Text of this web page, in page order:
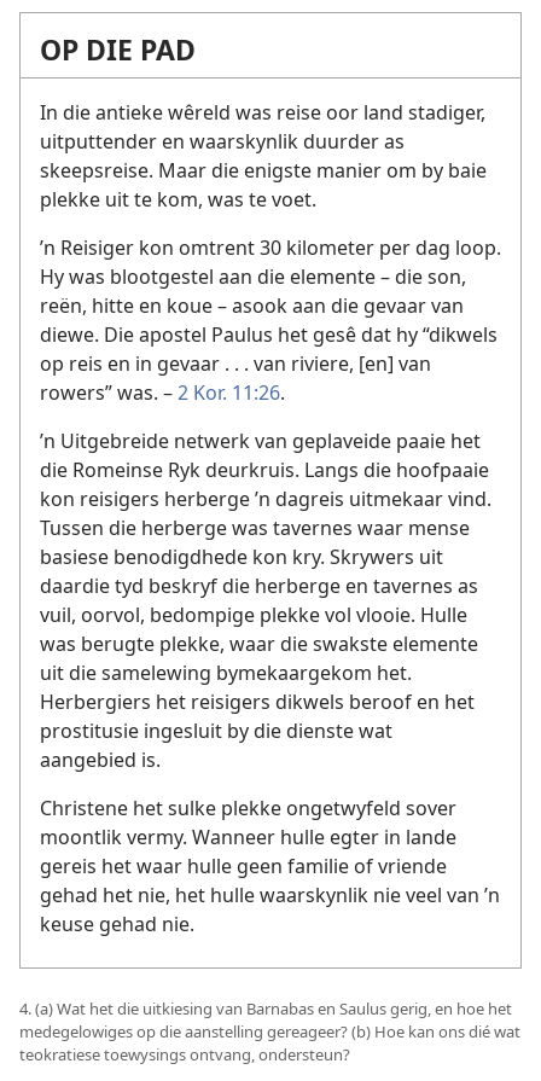
OP DIE PAD
In die antieke wêreld was reise oor land stadiger,
uitputtender en waarskynlik duurder as
skeepsreise. Maar die enigste manier om by baie
plekke uit te kom, was te voet.
’n Reisiger kon omtrent 30 kilometer per dag loop.
Hy was blootgestel aan die elemente – die son,
reën, hitte en koue – asook aan die gevaar van
diewe. Die apostel Paulus het gesê dat hy “dikwels
op reis en in gevaar . . . van riviere, [en] van
rowers” was. –2 Kor. 11:26.
’n Uitgebreide netwerk van geplaveide paaie het
die Romeinse Ryk deurkruis. Langs die hoofpaaie
kon reisigers herberge ’n dagreis uitmekaar vind.
Tussen die herberge was tavernes waar mense
basiese benodigdhede kon kry. Skrywers uit
daardie tyd beskryf die herberge en tavernes as
vuil, oorvol, bedompige plekke vol vlooie. Hulle
was berugte plekke, waar die swakste elemente
uit die samelewing bymekaargekom het.
Herbergiers het reisigers dikwels beroof en het
prostitusie ingesluit by die dienste wat
aangebied is.
Christene het sulke plekke ongetwyfeld sover
moontlik vermy. Wanneer hulle egter in lande
gereis het waar hulle geen familie of vriende
gehad het nie, het hulle waarskynlik nie veel van ’n
keuse gehad nie.
4. (a) Wat het die uitkiesing van Barnabas en Saulus gerig, en hoe het
medegelowiges op die aanstelling gereageer? (b) Hoe kan ons dié wat
teokratiese toewysings ontvang, ondersteun?